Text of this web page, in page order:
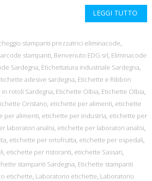
LEGGI TUTTO
stampanti prezzatrici eliminacode,
stampanti, Benvenuto EDG srl, Eliminacode
Sardegna, Etichettatura industriale Sardegna,
adesive sardegna, Etichette e Ribbon
in rotoli Sardegna, Etichette Olbia, Etichette Olbia,
Oristano, etichette per alimenti, etichette
per alimenti, etichette per industria, etichette per
laboratori analisi, etichette per laboratori analisi,
, etichette per ortofrutta, etichette per ospedali,
, etichette per ristoranti, etichette Sassari,
stampanti Sardegna, Etichette stampanti
etichette, Laboratorio etichette, Laboratorio